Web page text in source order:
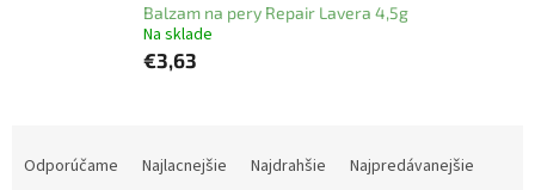
Balzam na pery Repair Lavera 4,5g
Na sklade
€3,63
Odporúčame Najlacnejšie Najdrahšie
Najpredávanejšie